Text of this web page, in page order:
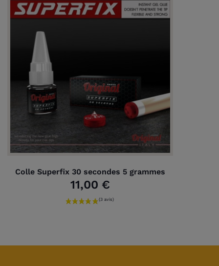
Colle Superfix 30 secondes 5 grammes
11,00 €